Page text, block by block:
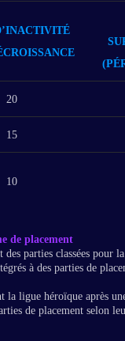
20
15
10
de placement
des parties classées pour
à des parties de
la ligue héroïque après
de placement selon